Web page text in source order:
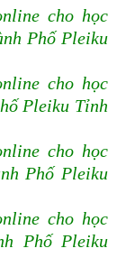
cho học
Phố Pleiku
cho học
Pleiku Tỉnh
cho học
Phố Pleiku
cho học
Phố Pleiku